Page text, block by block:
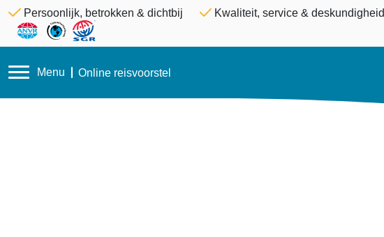
Persoonlijk, betrokken & dichtbij Kwaliteit, service & deskundigheid
Menu Online reisvoorstel